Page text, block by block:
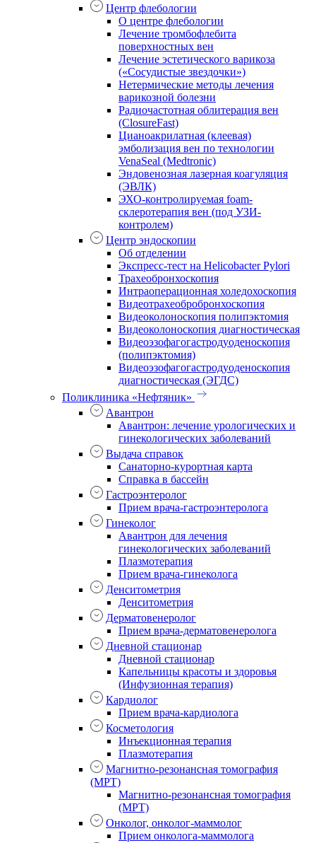
Центр флебологии
О центре флебологии
Лечение тромбофлебита
поверхностных вен
Лечение эстетического варикоза
(«Сосудистые звездочки»)
Нетермические методы лечения
варикозной болезни
Радиочастотная облитерация вен
(ClosureFast)
Цианоакрилатная (клеевая)
эмболизация вен по технологии
VenaSeal (Medtronic)
Эндовенозная лазерная коагуляция
(ЭВЛК)
ЭХО-контролируемая foam-
склеротерапия вен (под УЗИ-
контролем)
Центр эндоскопии
Об отделении
Экспресс-тест на Helicobacter Pylori
Трахеобронхоскопия
Интраоперационная холедохоскопия
Видеотрахеобробронхоскопия
Видеоколоноскопия полипэктомия
Видеоколоноскопия диагностическая
Видеоэзофагогастродуоденоскопия
(полипэктомия)
Видеоэзофагогастродуоденоскопия
диагностическая (ЭГДС)
Поликлиника «Нефтяник»
Авантрон
Авантрон: лечение урологических и
гинекологических заболеваний
Выдача справок
Санаторно-курортная карта
Справка в бассейн
Гастроэнтеролог
Прием врача-гастроэнтеролога
Гинеколог
Авантрон для лечения
гинекологических заболеваний
Плазмотерапия
Прием врача-гинеколога
Денситометрия
Денситометрия
Дерматовенеролог
Прием врача-дерматовенеролога
Дневной стационар
Дневной стационар
Капельницы красоты и здоровья
(Инфузионная терапия)
Кардиолог
Прием врача-кардиолога
Косметология
Инъекционная терапия
Плазмотерапия
Магнитно-резонансная томография
(МРТ)
Магнитно-резонансная томография
(МРТ)
Онколог, онколог-маммолог
Прием онколога-маммолога